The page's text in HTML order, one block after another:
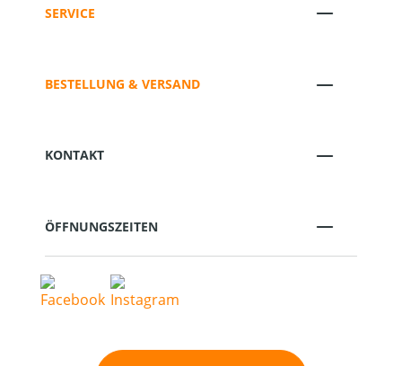
SERVICE
BESTELLUNG & VERSAND
KONTAKT
ÖFFNUNGSZEITEN